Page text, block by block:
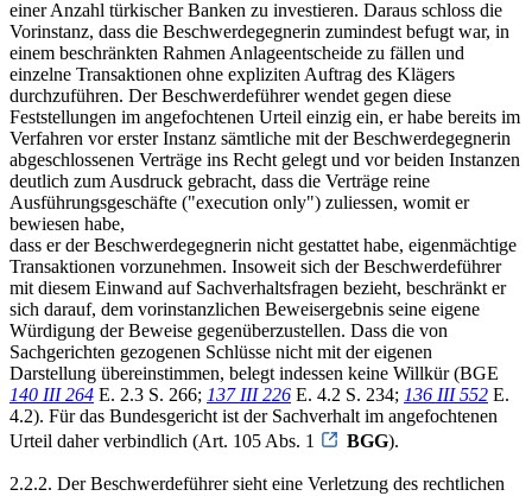
einer Anzahl türkischer Banken zu investieren. Daraus schloss die
Vorinstanz, dass die Beschwerdegegnerin zumindest befugt war, in
einem beschränkten Rahmen Anlageentscheide zu fällen und
einzelne Transaktionen ohne expliziten Auftrag des Klägers
durchzuführen. Der Beschwerdeführer wendet gegen diese
Feststellungen im angefochtenen Urteil einzig ein, er habe bereits im
Verfahren vor erster Instanz sämtliche mit der Beschwerdegegnerin
abgeschlossenen Verträge ins Recht gelegt und vor beiden Instanzen
deutlich zum Ausdruck gebracht, dass die Verträge reine
Ausführungsgeschäfte ("execution only") zuliessen, womit er
bewiesen habe,
dass er der Beschwerdegegnerin nicht gestattet habe, eigenmächtige
Transaktionen vorzunehmen. Insoweit sich der Beschwerdeführer
mit diesem Einwand auf Sachverhaltsfragen bezieht, beschränkt er
sich darauf, dem vorinstanzlichen Beweisergebnis seine eigene
Würdigung der Beweise gegenüberzustellen. Dass die von
Sachgerichten gezogenen Schlüsse nicht mit der eigenen
Darstellung übereinstimmen, belegt indessen keine Willkür (BGE
140 III 264 E. 2.3 S. 266; 137 III 226 E. 4.2 S. 234; 136 III 552 E.
4.2). Für das Bundesgericht ist der Sachverhalt im angefochtenen
Urteil daher verbindlich (Art. 105 Abs. 1
BGG).
2.2.2. Der Beschwerdeführer sieht eine Verletzung des rechtlichen